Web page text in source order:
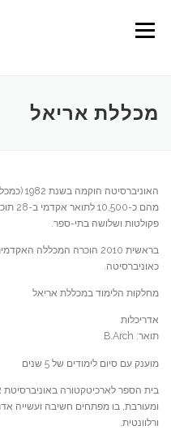
content
Menu
מכללת אריאל
מהם
פקולטות ושלושה בתי-ספר.
כאוניברסיטה.
מחלקות הלימוד במכללת אריאל
אדריכלות
תואר: B.Arch
מוענק עם סיום לימודים של 5 שנים
בית הספר לארכיטקטורה באוניברסיטת
ומעורבת, בו מפתחים חשיבה ועשייה
ורלוונטית.